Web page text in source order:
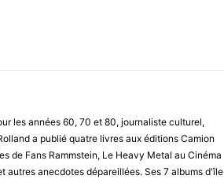
les années 60, 70 et 80, journaliste culturel,
a publié quatre livres aux éditions Camion
de Fans Rammstein, Le Heavy Metal au Cinéma
autres anecdotes dépareillées. Ses 7 albums d'île